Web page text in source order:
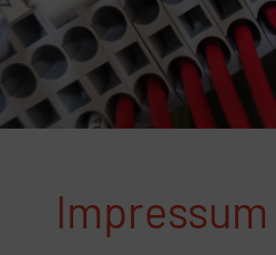
Impressum